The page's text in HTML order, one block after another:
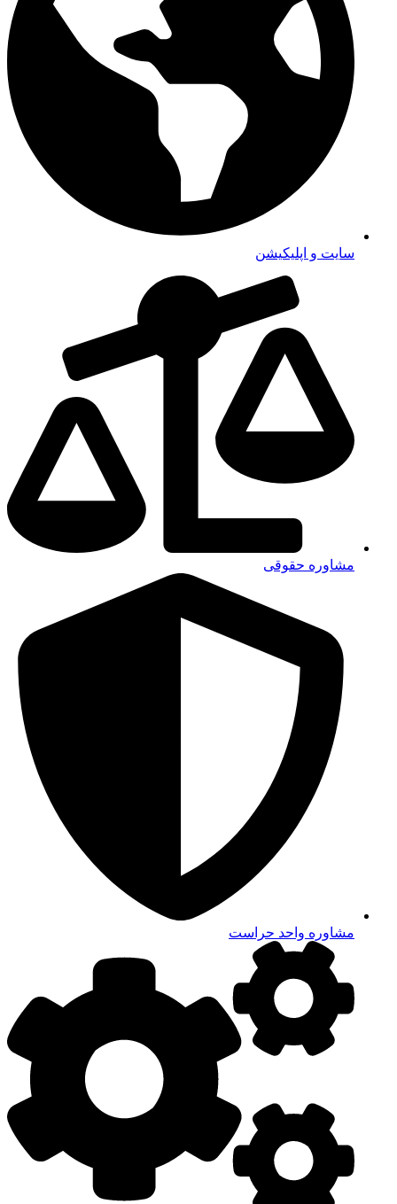
مشاوره حقوقی
مشاوره واحد حراست
مشاوره واحد تاسیسات